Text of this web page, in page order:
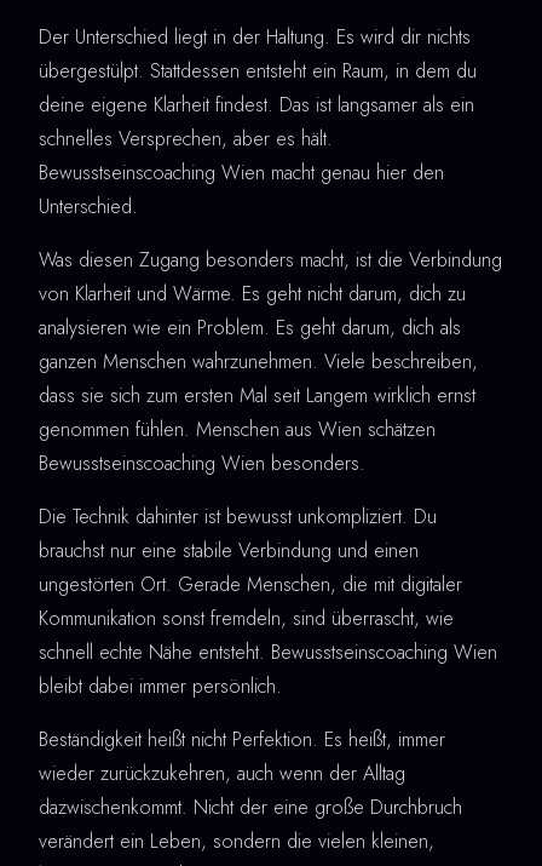
Der Unterschied liegt in der Haltung. Es wird dir nichts
übergestülpt. Stattdessen entsteht ein Raum, in dem du
deine eigene Klarheit findest. Das ist langsamer als ein
schnelles Versprechen, aber es hält.
Bewusstseinscoaching Wien macht genau hier den
Unterschied.
Was diesen Zugang besonders macht, ist die Verbindung
von Klarheit und Wärme. Es geht nicht darum, dich zu
analysieren wie ein Problem. Es geht darum, dich als
ganzen Menschen wahrzunehmen. Viele beschreiben,
dass sie sich zum ersten Mal seit Langem wirklich ernst
genommen fühlen. Menschen aus Wien schätzen
Bewusstseinscoaching Wien besonders.
Die Technik dahinter ist bewusst unkompliziert. Du
brauchst nur eine stabile Verbindung und einen
ungestörten Ort. Gerade Menschen, die mit digitaler
Kommunikation sonst fremdeln, sind überrascht, wie
schnell echte Nähe entsteht. Bewusstseinscoaching Wien
bleibt dabei immer persönlich.
Beständigkeit heißt nicht Perfektion. Es heißt, immer
wieder zurückzukehren, auch wenn der Alltag
dazwischenkommt. Nicht der eine große Durchbruch
verändert ein Leben, sondern die vielen kleinen,